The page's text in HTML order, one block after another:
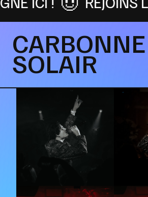
SOLAIR